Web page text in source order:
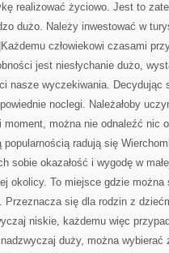
realizować życiowo. Jest to
dużo. Należy inwestować w
człowiekowi czasami
jest niesłychanie dużo,
nasze wyczekiwania. Decydując
noclegi. Należałoby
można nie odnaleźć nic
radują się
sobie okazałość i wygodę w
okolicy. To miejsce gdzie
Przeznacza się dla rodzin z
niskie, każdemu więc
duży, można wybierać